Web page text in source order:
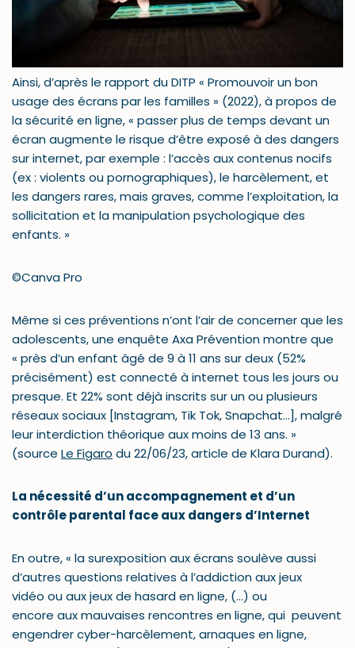
Ainsi, d’après le rapport du DITP « Promouvoir un bon
usage des écrans par les familles » (2022), à propos de
la sécurité en ligne, « passer plus de temps devant un
écran augmente le risque d’être exposé à des dangers
sur internet, par exemple : l’accès aux contenus nocifs
(ex : violents ou pornographiques), le harcèlement, et
les dangers rares, mais graves, comme l’exploitation, la
sollicitation et la manipulation psychologique des
enfants. »
©Canva Pro
Même si ces préventions n’ont l’air de concerner que les
adolescents, une enquête Axa Prévention montre que
« près d’un enfant âgé de 9 à 11 ans sur deux (52%
précisément) est connecté à internet tous les jours ou
presque. Et 22% sont déjà inscrits sur un ou plusieurs
réseaux sociaux [Instagram, Tik Tok, Snapchat…], malgré
leur interdiction théorique aux moins de 13 ans. »
(source Le Figaro du 22/06/23, article de Klara Durand).
La nécessité d’un accompagnement et d’un
contrôle parental face aux dangers d’Internet
En outre, « la surexposition aux écrans soulève aussi
d’autres questions relatives à l’addiction aux jeux
vidéo ou aux jeux de hasard en ligne, (…) ou
encore aux mauvaises rencontres en ligne, qui peuvent
engendrer cyber-harcèlement, arnaques en ligne,